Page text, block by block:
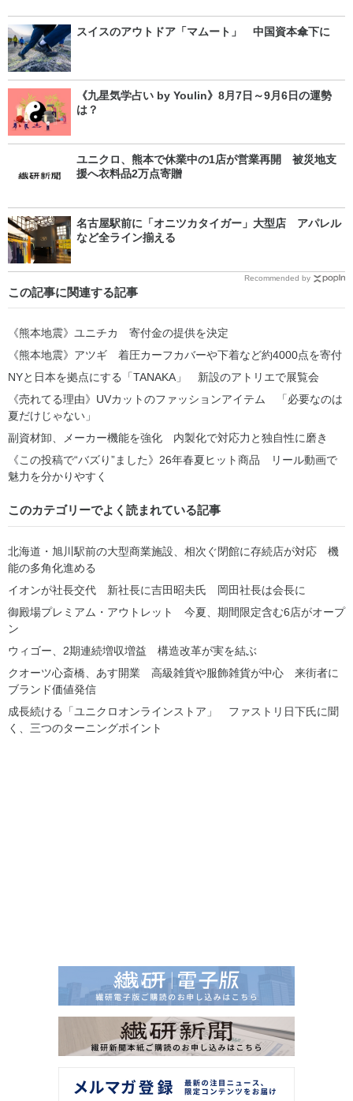
スイスのアウトドア「マムート」 中国資本傘下に
《九星気学占い by Youlin》8月7日～9月6日の運勢
は？
ユニクロ、熊本で休業中の1店が営業再開 被災地支
援へ衣料品2万点寄贈
名古屋駅前に「オニツカタイガー」大型店 アパレル
など全ライン揃える
Recommended by
この記事に関連する記事
《熊本地震》ユニチカ 寄付金の提供を決定
《熊本地震》アツギ 着圧カーフカバーや下着など約4000点を寄付
NYと日本を拠点にする「TANAKA」 新設のアトリエで展覧会
《売れてる理由》UVカットのファッションアイテム 「必要なのは
夏だけじゃない」
副資材卸、メーカー機能を強化 内製化で対応力と独自性に磨き
《この投稿で“バズり”ました》26年春夏ヒット商品 リール動画で
魅力を分かりやすく
このカテゴリーでよく読まれている記事
北海道・旭川駅前の大型商業施設、相次ぐ閉館に存続店が対応 機
能の多角化進める
イオンが社長交代 新社長に吉田昭夫氏 岡田社長は会長に
御殿場プレミアム・アウトレット 今夏、期間限定含む6店がオープ
ン
ウィゴー、2期連続増収増益 構造改革が実を結ぶ
クオーツ心斎橋、あす開業 高級雑貨や服飾雑貨が中心 来街者に
ブランド価値発信
成長続ける「ユニクロオンラインストア」 ファストリ日下氏に聞
く、三つのターニングポイント